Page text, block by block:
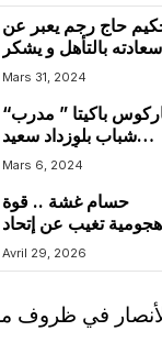
حاج رجم يعبر عن
سعادته بالتأهل و يشكر
كل من سانده في محنته
Mars 31, 2024
“ماركوس باكيتا ” مدرب
شباب بلوزداد سعيد
بالترشح أمام شبيبة
على المساندة
Mars 6, 2024
حسام غشة .. قوة
هجومية تغيب عن إتحاد
العاصمة في الوقت
الحاسم
Avril 29, 2026